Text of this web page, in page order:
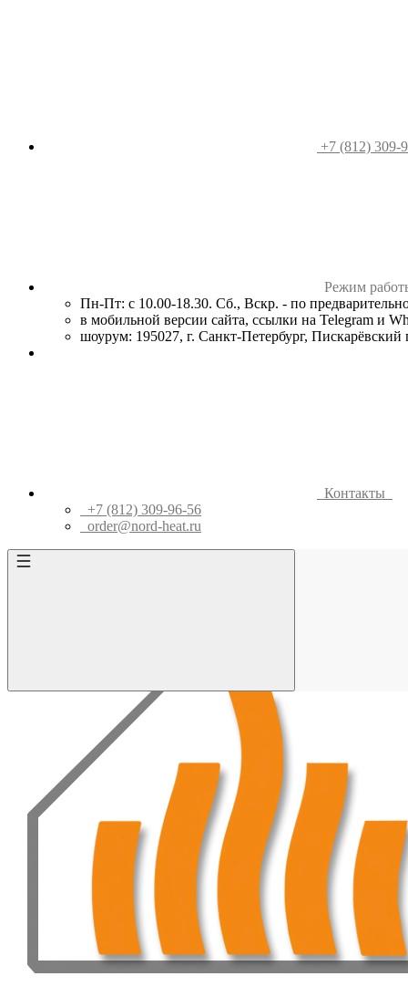
+7 (812) 309-
Режим
Пн-Пт: с 10.00-18.30. Сб., Вскр. - по
в мобильной версии сайта, ссылки на Telegram и
шоурум: 195027, г. Санкт-Петербург, Пискарёвский
Контакты
+7 (812) 309-96-56
order@nord-heat.ru